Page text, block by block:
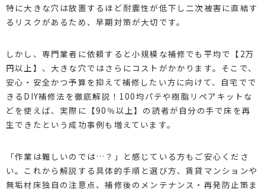
特に大きな穴は放置するほど耐震性が低下し二次被害に直結す
るリスクがあるため、早期対策が大切です。
しかし、専門業者に依頼すると小規模な補修でも平均で【2万
円以上】、大きな穴ではさらにコストがかかります。そこで、
安心・安全かつ予算を抑えて補修したい方に向けて、自宅でで
きるDIY補修法を徹底解説！100均パテや樹脂リペアキットな
どを使えば、実際に【90％以上】の読者が自分の手で床を再
生できたという成功事例も増えています。
「作業は難しいのでは…？」と感じている方もご安心くださ
い。これから解説する具体的手順と選び方、賃貸マンションや
無垢材床独自の注意点、補修後のメンテナンス・再発防止策ま